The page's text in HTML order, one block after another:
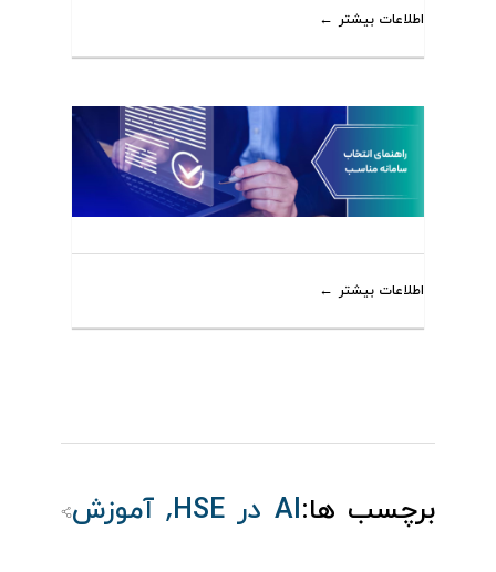
اطلاعات بیشتر
اطلاعات بیشتر
برچسب ها:AI در HSE , آموزش